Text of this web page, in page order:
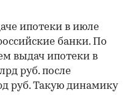
ипотеки в июле
банки. По
выдач ипотеки в
руб. после
руб. Такую динамику